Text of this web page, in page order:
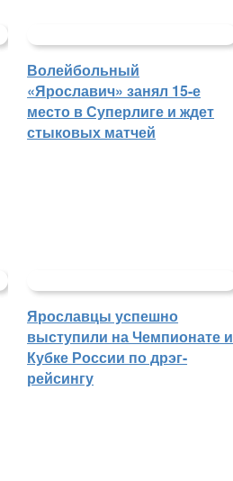
Волейбольный
«Ярославич» занял 15-е
место в Суперлиге и ждет
стыковых матчей
Ярославцы успешно
выступили на Чемпионате и
Кубке России по дрэг-
рейсингу